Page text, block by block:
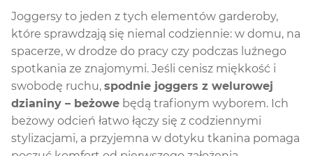
Joggersy to jeden z tych elementów garderoby,
które sprawdzają się niemal codziennie: w domu, na
spacerze, w drodze do pracy czy podczas luźnego
spotkania ze znajomymi. Jeśli cenisz miękkość i
swobodę ruchu, spodnie joggers z welurowej
dzianiny – beżowe będą trafionym wyborem. Ich
beżowy odcień łatwo łączy się z codziennymi
stylizacjami, a przyjemna w dotyku tkanina pomaga